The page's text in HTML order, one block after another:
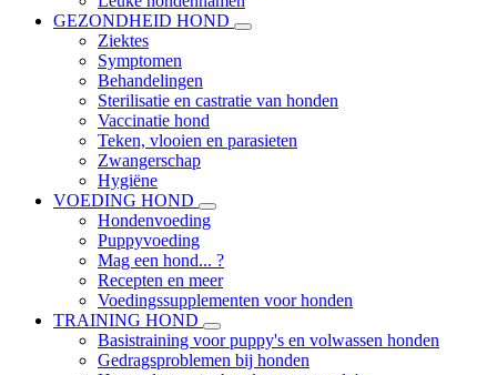
GEZONDHEID HOND
Ziektes
Symptomen
Behandelingen
Sterilisatie en castratie van honden
Vaccinatie hond
Teken, vlooien en parasieten
Zwangerschap
Hygiëne
VOEDING HOND
Hondenvoeding
Puppyvoeding
Mag een hond... ?
Recepten en meer
Voedingssupplementen voor honden
TRAINING HOND
Basistraining voor puppy's en volwassen honden
Gedragsproblemen bij honden